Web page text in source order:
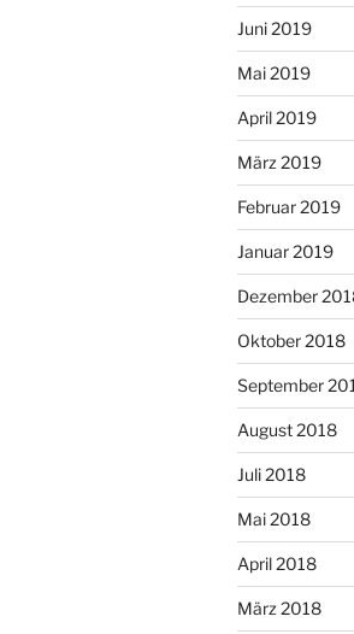
Juni 2019
Mai 2019
April 2019
März 2019
Februar 2019
Januar 2019
Dezember
Oktober 2018
September
August 2018
Juli 2018
Mai 2018
April 2018
März 2018